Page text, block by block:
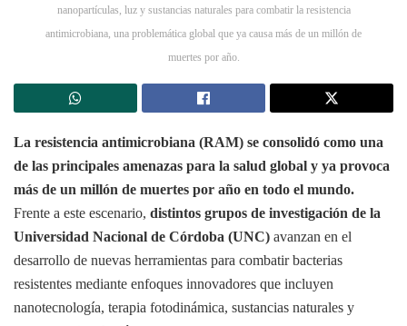
nanopartículas, luz y sustancias naturales para combatir la resistencia
antimicrobiana, una problemática global que ya causa más de un millón de
muertes por año.
La resistencia antimicrobiana (RAM) se consolidó como una
de las principales amenazas para la salud global y ya provoca
más de un millón de muertes por año en todo el mundo.
Frente a este escenario, distintos grupos de investigación de la
Universidad Nacional de Córdoba (UNC) avanzan en el
desarrollo de nuevas herramientas para combatir bacterias
resistentes mediante enfoques innovadores que incluyen
nanotecnología, terapia fotodinámica, sustancias naturales y